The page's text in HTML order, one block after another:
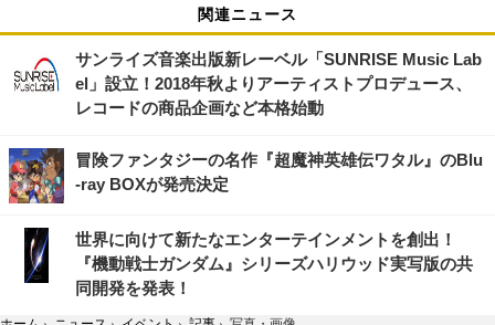
関連ニュース
サンライズ音楽出版新レーベル「SUNRISE Music Lab
el」設立！2018年秋よりアーティストプロデュース、
レコードの商品企画など本格始動
冒険ファンタジーの名作『超魔神英雄伝ワタル』のBlu
-ray BOXが発売決定
世界に向けて新たなエンターテインメントを創出！
『機動戦士ガンダム』シリーズハリウッド実写版の共
同開発を発表！